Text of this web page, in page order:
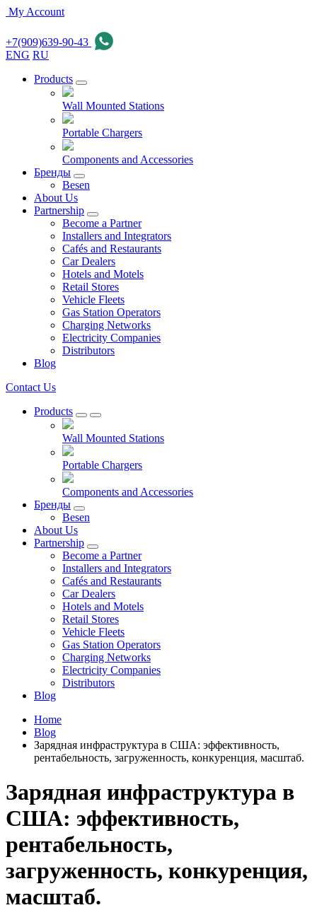
My Account
+7(909)639-90-43
ENG RU
Products
Wall Mounted Stations
Portable Chargers
Components and Accessories
Бренды
Besen
About Us
Partnership
Become a Partner
Installers and Integrators
Cafés and Restaurants
Car Dealers
Hotels and Motels
Retail Stores
Vehicle Fleets
Gas Station Operators
Charging Networks
Electricity Companies
Distributors
Blog
Contact Us
Products
Wall Mounted Stations
Portable Chargers
Components and Accessories
Бренды
Besen
About Us
Partnership
Become a Partner
Installers and Integrators
Cafés and Restaurants
Car Dealers
Hotels and Motels
Retail Stores
Vehicle Fleets
Gas Station Operators
Charging Networks
Electricity Companies
Distributors
Blog
Home
Blog
Зарядная инфраструктура в США: эффективность,
рентабельность, загруженность, конкуренция, масштаб.
Зарядная инфраструктура в
США: эффективность,
рентабельность,
загруженность, конкуренция,
масштаб.